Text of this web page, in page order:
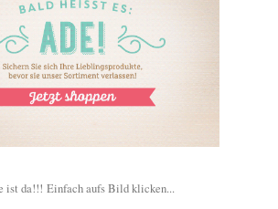
ist da!!! Einfach aufs Bild klicken...